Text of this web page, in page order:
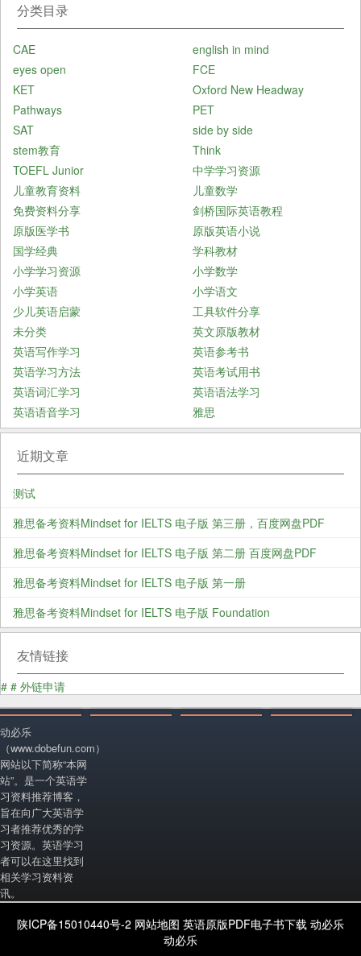
分类目录
CAE
english in mind
eyes open
FCE
KET
Oxford New Headway
Pathways
PET
SAT
side by side
stem教育
Think
TOEFL Junior
中学学习资源
儿童教育资料
儿童数学
免费资料分享
剑桥国际英语教程
原版医学书
原版英语小说
国学经典
学科教材
小学学习资源
小学数学
小学英语
小学语文
少儿英语启蒙
工具软件分享
未分类
英文原版教材
英语写作学习
英语参考书
英语学习方法
英语考试用书
英语词汇学习
英语语法学习
英语语音学习
雅思
近期文章
测试
雅思备考资料Mindset for IELTS 电子版 第三册，百度网盘PDF
雅思备考资料Mindset for IELTS 电子版 第二册 百度网盘PDF
雅思备考资料Mindset for IELTS 电子版 第一册
雅思备考资料Mindset for IELTS 电子版 Foundation
友情链接
# # 外链申请
动必乐
（www.dobefun.com）
网站以下简称“本网
站”。是一个英语学
习资料推荐博客，
旨在向广大英语学
习者推荐优秀的学
习资源。英语学习
者可以在这里找到
相关学习资料资
讯。
陕ICP备15010440号-2 网站地图 英语原版PDF电子书下载 动必乐
动必乐